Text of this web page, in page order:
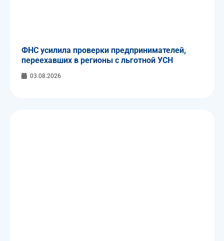
ФНС усилила проверки предпринимателей,
переехавших в регионы с льготной УСН
03.08.2026